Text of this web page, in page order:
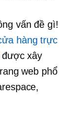
vấn đề gì!
hàng trực
được xây
web phổ